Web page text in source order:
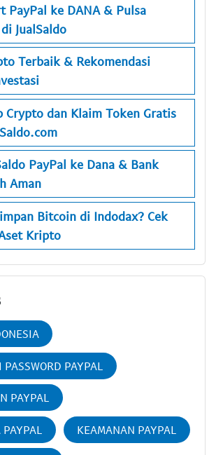
PayPal ke DANA & Pulsa
JualSaldo
Terbaik & Rekomendasi
Crypto dan Klaim Token Gratis
PayPal ke Dana & Bank
Aman
Bitcoin di Indodax? Cek
Kripto
PAYPAL
PAYPAL
KEAMANAN PAYPAL